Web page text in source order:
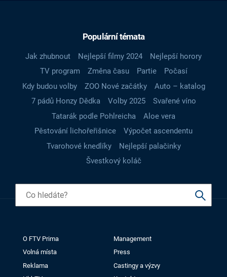
Populární témata
Jak zhubnout Nejlepší filmy 2024
Nejlepší horory
TV program
Změna času Partie
Počasí
Kdy budou volby
ZOO Nové začátky
Auto – katalog
7 pádů Honzy Dědka
Volby 2025
Svařené víno
Tatarák podle Pohlreicha
Aloe vera
Pěstování lichořeřišnice
Výpočet ascendentu
Tvarohové knedlíky
Nejlepší palačinky
Švestkový koláč
O FTV Prima
Management
Volná místa
Press
Reklama
Castingy a výzvy